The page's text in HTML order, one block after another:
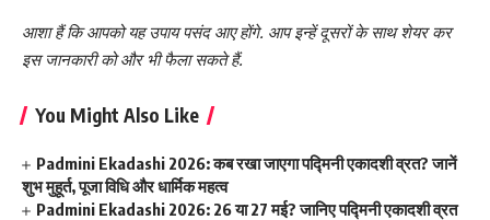
आशा हैं कि आपको यह उपाय पसंद आए होंगे. आप इन्हें दूसरों के साथ शेयर कर
इस जानकारी को और भी फैला सकते हैं.
You Might Also Like
Padmini Ekadashi 2026: कब रखा जाएगा पद्मिनी एकादशी व्रत? जानें
शुभ मुहूर्त, पूजा विधि और धार्मिक महत्व
Padmini Ekadashi 2026: 26 या 27 मई? जानिए पद्मिनी एकादशी व्रत